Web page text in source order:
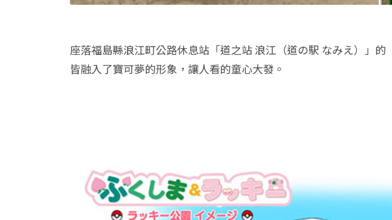
座落福島縣浪江町公路休息站「道之站 浪江（道の駅 なみえ）」
皆融入了寶可夢的形象，讓人看的童心大發。